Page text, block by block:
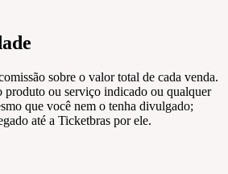
sobre o valor total de cada venda.
produto ou serviço indicado ou qualquer
que você nem o tenha divulgado;
até a Ticketbras por ele.